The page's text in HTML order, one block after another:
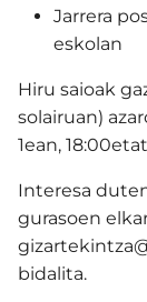
Jarrera
eskolan
Hiru saioak
solairuan)
1ean,
Interesa
gurasoen
bidalita.